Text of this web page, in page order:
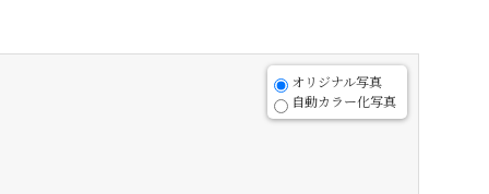
オリジナル写真
自動カラー化写真